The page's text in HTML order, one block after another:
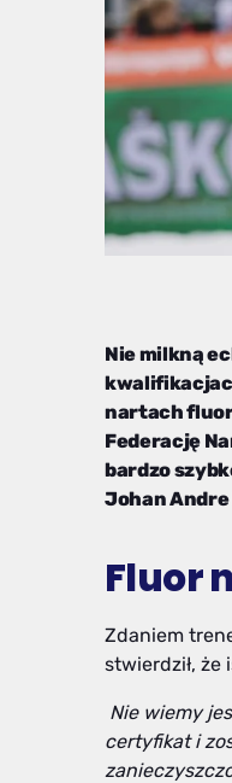
Nie milkną
nartach
Federację
bardzo
Johan
Fluor
Zdaniem
stwierdził, że
Nie wiemy
certyfikat i